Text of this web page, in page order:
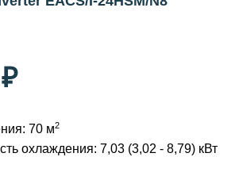
70 м2
охлаждения: 7,03 (3,02 - 8,79) кВт